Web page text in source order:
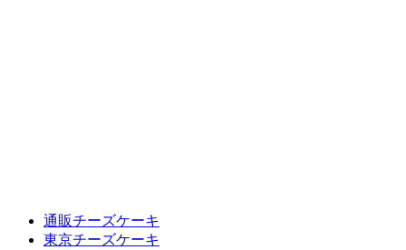
通販チーズケーキ
東京チーズケーキ